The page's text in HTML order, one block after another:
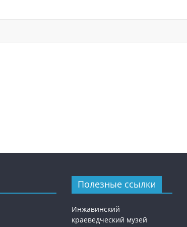
Полезные ссылки
Инжавинский
краеведческий музей